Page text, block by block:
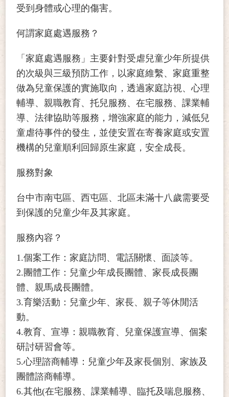
受到身體或心理的傷害。
何謂家庭處遇服務？
「家庭處遇服務」主要針對受虐兒童少年所提供
的次級與三級預防工作，以家庭維繫、家庭重整
做為兒童保護的實施取向，透過家庭訪視、心理
輔導、親職教育、托兒服務、在宅服務、課業輔
導、法律協助等服務，增強家庭的能力，減低兒
童虐待事件的發生，並使安置在寄養家庭或安置
機構的兒童順利回歸原生家庭，安全成長。
服務對象
台中市南屯區、西屯區、北區未滿十八歲需要受
到保護的兒童少年及其家庭。
服務內容？
1.個案工作：家庭訪問、電話關懷、面談等。
2.團體工作：兒童少年成長團體、家長成長團
體、親馬成長團體。
3.育樂活動：兒童少年、家長、親子等休閒活
動。
4.教育、宣導：親職教育、兒童保護宣導、個案
研討研習會等。
5.心理諮商輔導：兒童少年及家長個別、家族及
團體諮商輔導。
6.其他(在宅服務、課業輔導、臨托及喘息服務、